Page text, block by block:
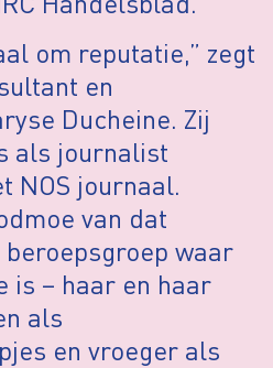
om reputatie,” zegt
en
Ducheine. Zij
als journalist
NOS journaal.
van dat
waar
is – haar en haar
als
en vroeger als